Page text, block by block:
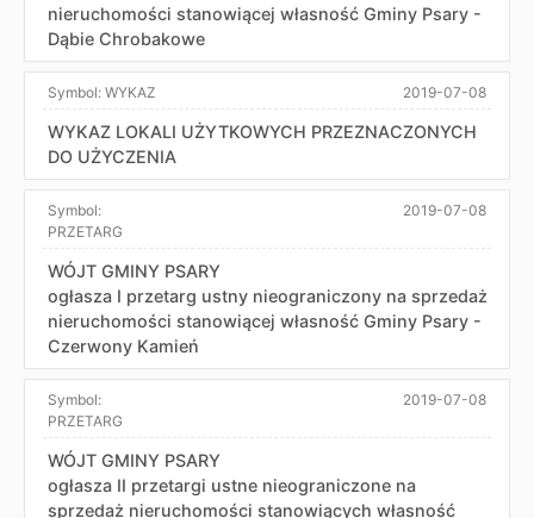
nieruchomości stanowiącej własność Gminy Psary -
Dąbie Chrobakowe
Symbol: WYKAZ 2019-07-08
WYKAZ LOKALI UŻYTKOWYCH PRZEZNACZONYCH
DO UŻYCZENIA
Symbol:
PRZETARG
2019-07-08
WÓJT GMINY PSARY
ogłasza I przetarg ustny nieograniczony na sprzedaż
nieruchomości stanowiącej własność Gminy Psary -
Czerwony Kamień
Symbol:
PRZETARG
2019-07-08
WÓJT GMINY PSARY
ogłasza II przetargi ustne nieograniczone na
sprzedaż nieruchomości stanowiących własność